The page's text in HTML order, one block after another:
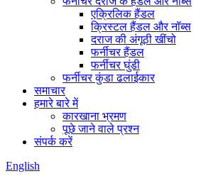
एक्रिलिक हैंडल
क्रिस्टल हैंडल और नॉब्स
दराज की अंगूठी खींचो
फर्नीचर हैंडल
फर्नीचर घुंडी
फर्नीचर कुंडा ढलाईकार
समाचार
हमारे बारे में
कारखाना भ्रमण
पूछे जाने वाले प्रश्न
संपर्क करें
English